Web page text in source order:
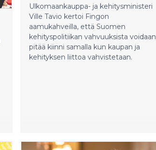
Ulkomaankauppa- ja kehitysministeri
Ville Tavio kertoi Fingon
aamukahveilla, että Suomen
kehityspolitiikan vahvuuksista voidaan
pitää kiinni samalla kun kaupan ja
kehityksen liittoa vahvistetaan.